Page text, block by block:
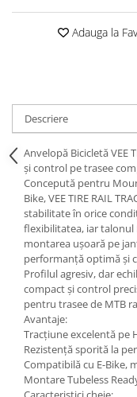
Adauga la
Descriere
Anvelopă Bicicletă VEE
și control pe trasee
Concepută pentru
Bike, VEE TIRE RAIL
stabilitate în orice
flexibilitatea, iar talonul
montarea ușoară pe
performanță optimă și
Profilul agresiv, dar
compact și control
pentru trasee de MTB
Avantaje:
Tracțiune excelentă pe
Rezistență sporită la
Compatibilă cu E-Bike,
Montare Tubeless